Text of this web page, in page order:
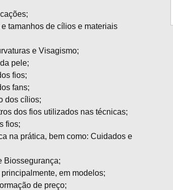
tamanhos de cílios e materiais
e Visagismo;
pele;
fios;
fans;
dos cílios;
dos fios utilizados nas técnicas;
fios;
na prática, bem como: Cuidados e
Biossegurança;
em modelos;
de preço;